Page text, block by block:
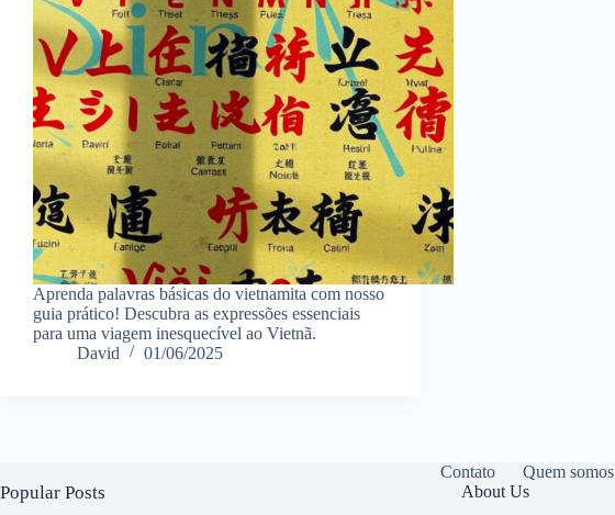
Aprenda palavras básicas do vietnamita com nosso
guia prático! Descubra as expressões essenciais
para uma viagem inesquecível ao Vietnã.
David
01/06/2025
Contato Quem somos
Popular Posts About Us